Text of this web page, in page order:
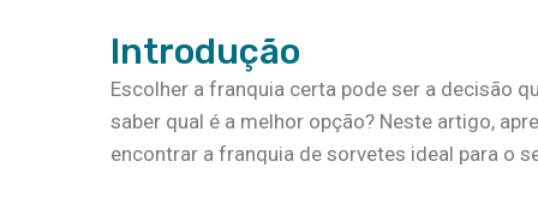
Introdução
Escolher a franquia certa pode ser a decisão
saber qual é a melhor opção? Neste artigo,
encontrar a franquia de sorvetes ideal para o